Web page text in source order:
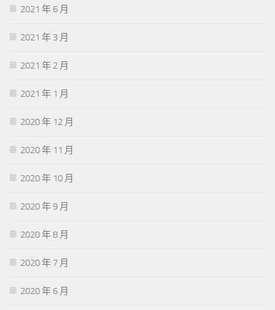
2021 年 6 月
2021 年 3 月
2021 年 2 月
2021 年 1 月
2020 年 12 月
2020 年 11 月
2020 年 10 月
2020 年 9 月
2020 年 8 月
2020 年 7 月
2020 年 6 月